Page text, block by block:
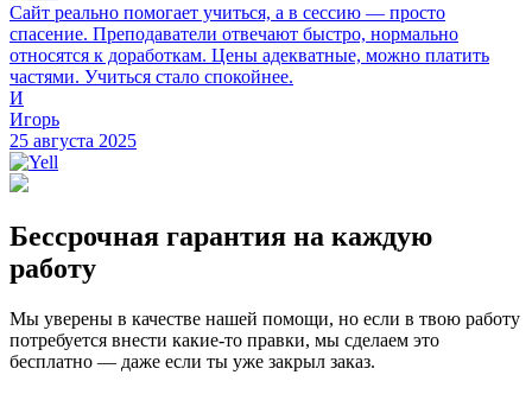
Сайт реально помогает учиться, а в сессию — просто
спасение. Преподаватели отвечают быстро, нормально
относятся к доработкам. Цены адекватные, можно платить
частями. Учиться стало спокойнее.
И
Игорь
25 августа 2025
Бессрочная гарантия на каждую
работу
Мы уверены в качестве нашей помощи, но если в твою работу
потребуется внести какие-то правки, мы сделаем это
бесплатно — даже если ты уже закрыл заказ.